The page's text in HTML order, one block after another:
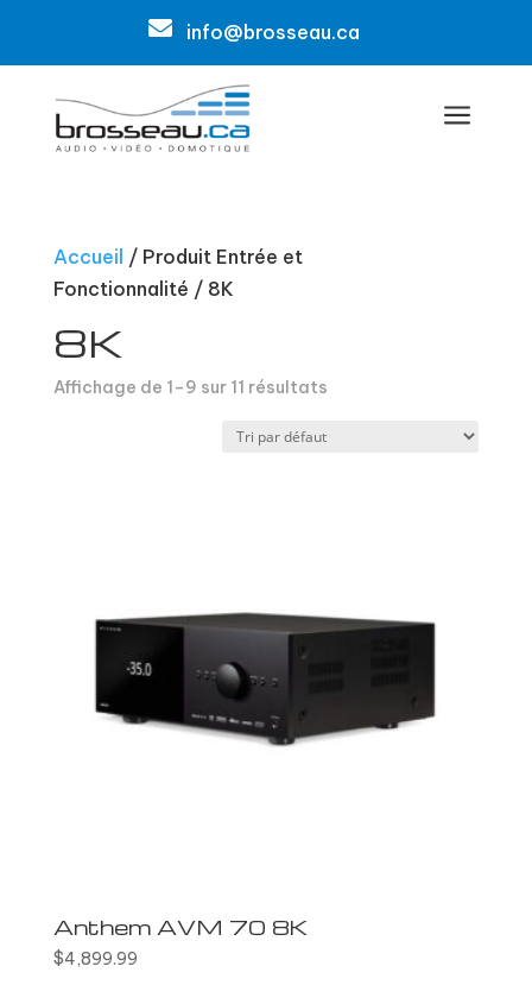
 info@brosseau.ca
a
Accueil / Produit Entrée et
Fonctionnalité / 8K
8K
Affichage de 1–9 sur 11 résultats
Anthem AVM 70 8K
$4,899.99